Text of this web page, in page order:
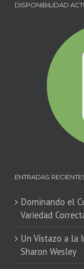
DISPONIBILIDAD
ENTRADAS
Dominando el
Variedad
​Un Vistazo a la
Sharon Wesley